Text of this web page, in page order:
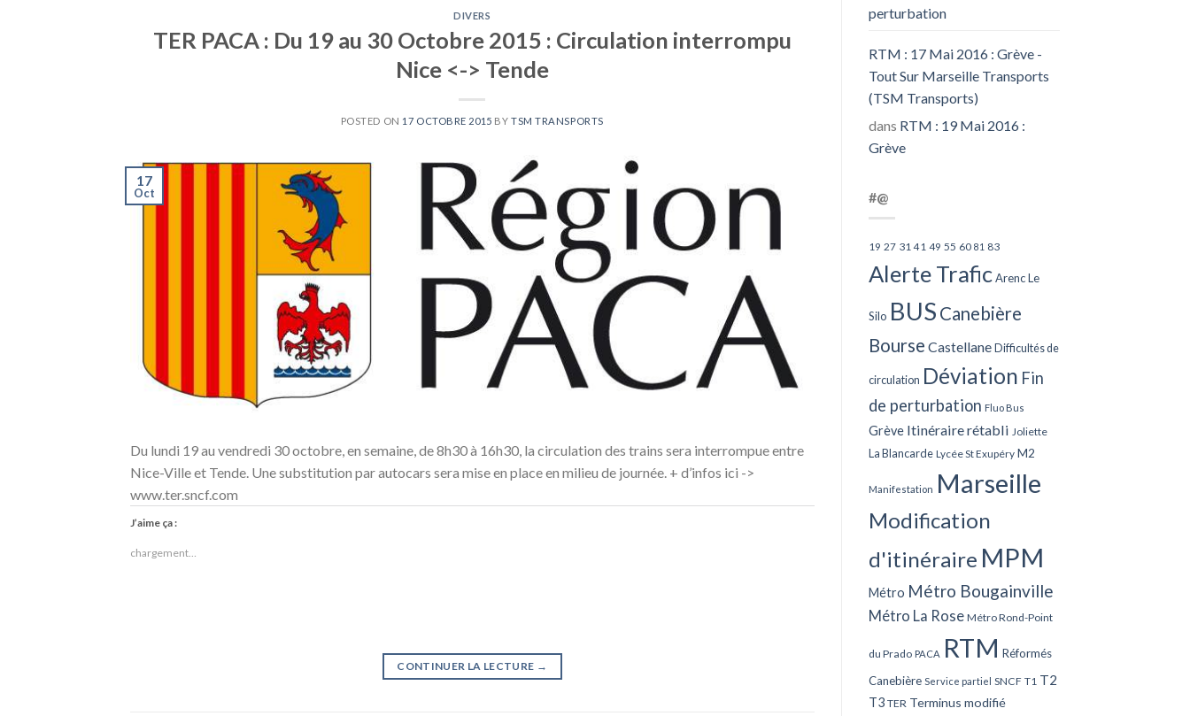
DIVERS
TER PACA : Du 19 au 30 Octobre 2015 : Circulation interrompu
Nice <-> Tende
POSTED ON 17 OCTOBRE 2015 BY TSM TRANSPORTS
17
Oct
Du lundi 19 au vendredi 30 octobre, en semaine, de 8h30 à 16h30, la circulation des trains sera interrompue entre
Nice-Ville et Tende. Une substitution par autocars sera mise en place en milieu de journée. + d’infos ici ->
www.ter.sncf.com
J’aime ça :
chargement…
CONTINUER LA LECTURE →
perturbation
RTM : 17 Mai 2016 : Grève -
Tout Sur Marseille Transports
(TSM Transports)
dans RTM : 19 Mai 2016 :
Grève
#@
19 27 31 41 49 55 60 81 83
Alerte Trafic Arenc Le
Silo BUS Canebière
Bourse Castellane Difficultés de
circulation Déviation Fin
de perturbation Fluo Bus
Grève Itinéraire rétabli Joliette
La Blancarde Lycée St Exupéry M2
Manifestation Marseille
Modification
d'itinéraire MPM
Métro Métro Bougainville
Métro La Rose Métro Rond-Point
du Prado PACA RTM Réformés
Canebière Service partiel SNCF T1 T2
T3 TER Terminus modifié